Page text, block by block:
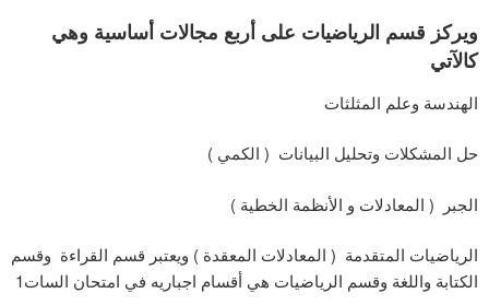
كالآتي
الهندسة وعلم المثلثات
حل المشكلات وتحليل البيانات ( الكمي )
الجبر ( المعادلات و الأنظمة الخطية )
الرياضيات المتقدمة ( المعادلات المعقدة ) ويعتبر قسم القراءة وقسم
الكتابة واللغة وقسم الرياضيات هي أقسام اجباريه في امتحان السات1